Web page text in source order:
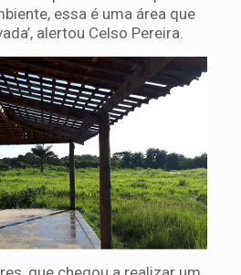
essa é uma área que
alertou Celso Pereira.